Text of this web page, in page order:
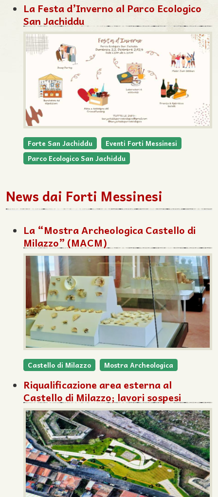
La Festa d’Inverno al Parco Ecologico
San Jachiddu
Forte San Jachiddu
Eventi Forti Messinesi
Parco Ecologico San Jachiddu
News dai Forti Messinesi
La “Mostra Archeologica Castello di
Milazzo” (MACM)
Castello di Milazzo Mostra Archeologica
Riqualificazione area esterna al
Castello di Milazzo; lavori sospesi